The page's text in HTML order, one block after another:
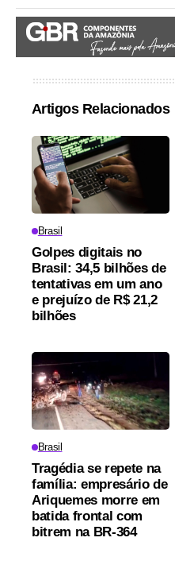
Artigos Relacionados
Brasil
Golpes digitais no
Brasil: 34,5 bilhões de
tentativas em um ano
e prejuízo de R$ 21,2
bilhões
Brasil
Tragédia se repete na
família: empresário de
Ariquemes morre em
batida frontal com
bitrem na BR-364